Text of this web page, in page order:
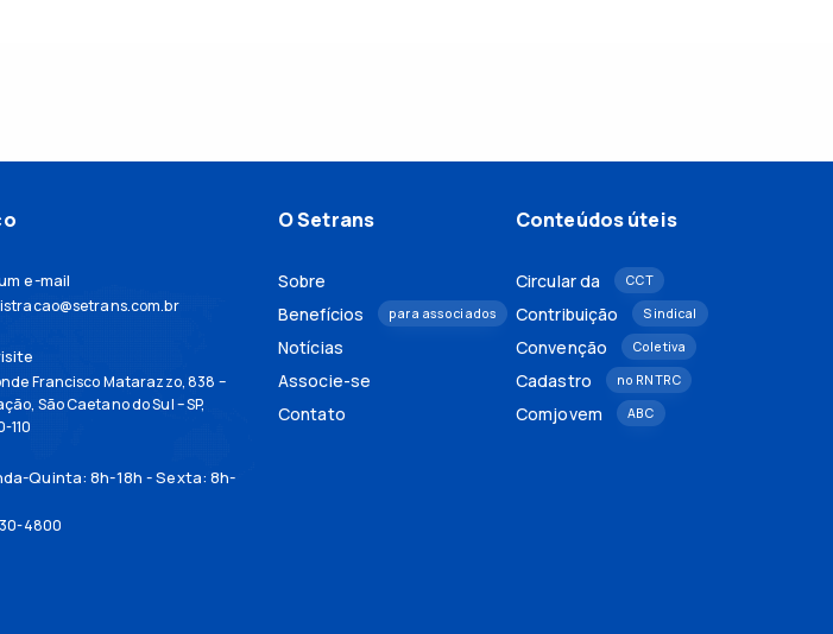
e-mail
Francisco Matarazzo, 838 –
São Caetano do Sul – SP,
110
Quinta: 8h-18h - Sexta: 8h-
4800
O Setrans
Sobre
Benefícios
para associados
Notícias
Associe-se
Contato
Conteúdos úteis
Circular da CCT
Contribuição Sindical
Convenção Coletiva
Cadastro no RNTRC
Comjovem ABC